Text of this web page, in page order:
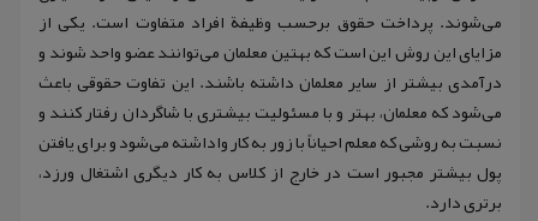
می‌شوند. پرداخت حقوق برحسب وظیفة افراد متفاوت است. یکی از
مزایای این روش این است که بهتین معلمان می‌توانند عضو واحد شوند و
درآمدی بیشتر از سایر معلمان داشته باشند. این تفاوت حقوقی باعث
می‌شود که معلمان، بهتر و با مسئولیت بیشتری با شاگردان رفتار کنند و
نسبت به روشی که معلم احیاناً با زور به کار واداشته می‌شود و برای یافتن
پول بیشتر مجبور است در خارج از کلاس به کار دیگری اشتغال ورزد،
برتری دارد.